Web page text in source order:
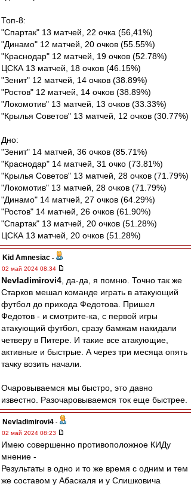
Топ-8:
"Спартак" 13 матчей, 22 очка (56,41%)
"Динамо" 12 матчей, 20 очков (55.55%)
"Краснодар" 12 матчей, 19 очков (52.78%)
ЦСКА 13 матчей, 18 очков (46.15%)
"Зенит" 12 матчей, 14 очков (38.89%)
"Ростов" 12 матчей, 14 очков (38.89%)
"Локомотив" 13 матчей, 13 очков (33.33%)
"Крылья Советов" 13 матчей, 12 очков (30.77%)
Дно:
"Зенит" 14 матчей, 36 очков (85.71%)
"Краснодар" 14 матчей, 31 очко (73.81%)
"Крылья Советов" 13 матчей, 28 очков (71.79%)
"Локомотив" 13 матчей, 28 очков (71.79%)
"Динамо" 14 матчей, 27 очков (64.29%)
"Ростов" 14 матчей, 26 очков (61.90%)
"Спартак" 13 матчей, 20 очков (51.28%)
ЦСКА 13 матчей, 20 очков (51.28%)
Kid Amnesiac -
02 май 2024 08:34
Nevladimirovi4 , да-да, я помню. Точно так же
Старков мешал команде играть в атакующий
футбол до прихода Федотова. Пришел
Федотов - и смотрите-ка, с первой игры
атакующий футбол, сразу бамжам накидали
четверу в Питере. И такие все атакующие,
активные и быстрые. А через три месяца опять
тачку возить начали.
Очаровываемся мы быстро, это давно
известно. Разочаровываемся ток еще быстрее.
Nevladimirovi4 -
02 май 2024 08:23
Имею совершенно противоположное КИДу
мнение -
Результаты в одно и то же время с одним и тем
же составом у Абаскаля и у Слишковича